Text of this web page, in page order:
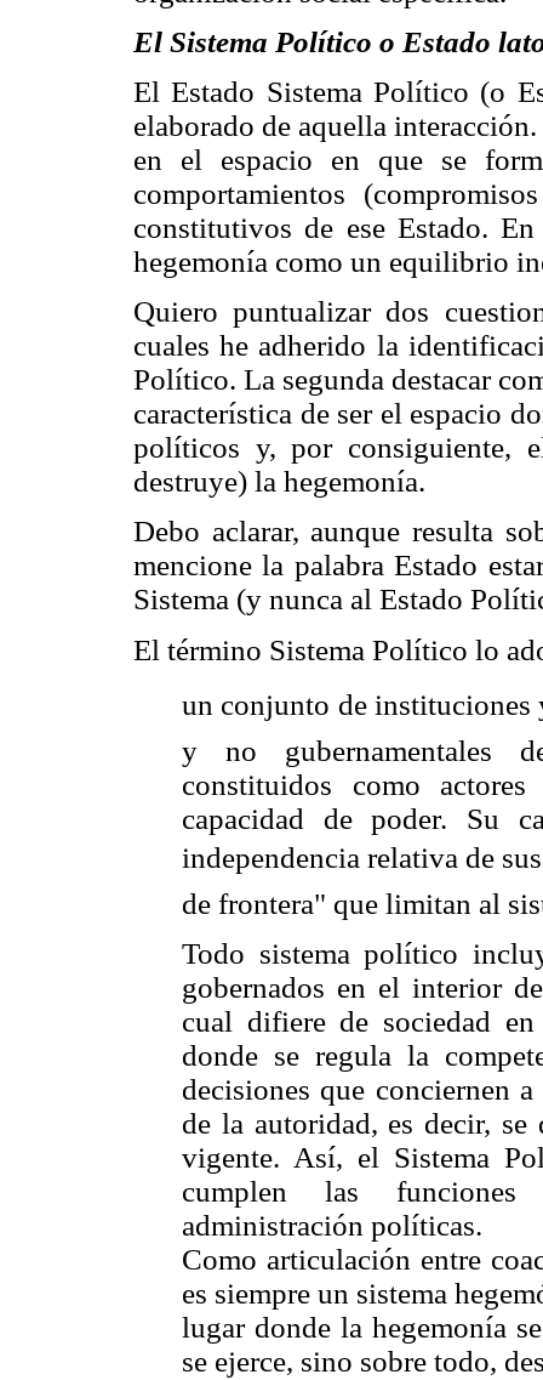
El Sistema Político o Estado
El Estado Sistema Político (o
elaborado de aquella
en el espacio en que se
comportamientos
constitutivos de ese Estado.
hegemonía como un equilibrio
Quiero puntualizar dos
cuales he adherido la
Político. La segunda destacar
característica de ser el espacio
políticos y, por consiguiente,
destruye) la hegemonía.
Debo aclarar, aunque resulta
mencione la palabra Estado
Sistema (y nunca al Estado
El término Sistema Político lo
un conjunto de
y no gubernamentales
constituidos como
capacidad de poder. Su
independencia relativa de
de frontera" que limitan al
Todo sistema político
gobernados en el interior
cual difiere de sociedad
donde se regula la
decisiones que conciernen
de la autoridad, es decir,
vigente. Así, el Sistema
cumplen las
administración políticas.
Como articulación entre
es siempre un sistema
lugar donde la hegemonía
se ejerce, sino sobre todo,